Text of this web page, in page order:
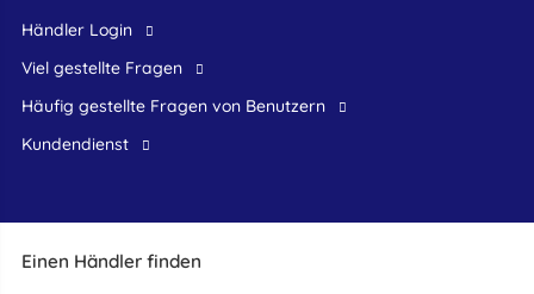
Einen Händler finden
Händler Login
Viel gestellte Fragen
Häufig gestellte Fragen von Benutzern
Kundendienst